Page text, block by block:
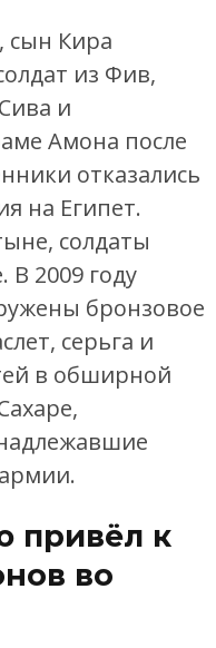
сын Кира
из Фив,
и
Амона после
отказались
на Египет.
солдаты
В 2009 году
бронзовое
серьга и
в обширной
привёл к
во